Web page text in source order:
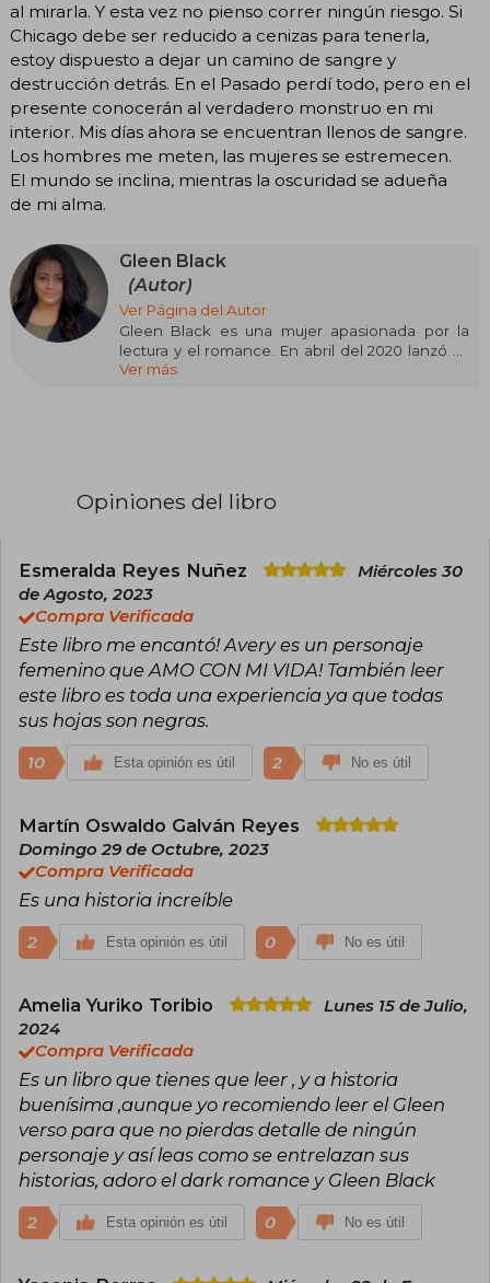
al mirarla. Y esta vez no pienso correr ningún riesgo. Si
Chicago debe ser reducido a cenizas para tenerla,
estoy dispuesto a dejar un camino de sangre y
destrucción detrás. En el Pasado perdí todo, pero en el
presente conocerán al verdadero monstruo en mi
interior. Mis días ahora se encuentran llenos de sangre.
Los hombres me meten, las mujeres se estremecen.
El mundo se inclina, mientras la oscuridad se adueña
de mi alma.
Gleen Black
(Autor)
Ver Página del Autor
Gleen Black es una mujer apasionada por la
lectura y el romance. En abril del 2020 lanzó su
primera novela, El Capo, que llegó a ser
sociales, y de escribir y leer en invierno con sus
Sus creaciones no se ven limitadas al habla
hispana, pues varias de sus novelas han sido
traducidas al inglés y al portugués.
Ver más
Opiniones del libro
Esmeralda Reyes Nuñez
Miércoles 30
de Agosto, 2023
Compra Verificada
Este libro me encantó! Avery es un personaje
femenino que AMO CON MI VIDA! También leer
este libro es toda una experiencia ya que todas
sus hojas son negras.
10 Esta opinión es útil 2 No es útil
Martín Oswaldo Galván Reyes
Domingo 29 de Octubre, 2023
Compra Verificada
Es una historia increíble
2 Esta opinión es útil 0 No es útil
Amelia Yuriko Toribio
Lunes 15 de Julio,
2024
Compra Verificada
Es un libro que tienes que leer , y a historia
buenísima ,aunque yo recomiendo leer el Gleen
verso para que no pierdas detalle de ningún
personaje y así leas como se entrelazan sus
historias, adoro el dark romance y Gleen Black
2 Esta opinión es útil 0 No es útil